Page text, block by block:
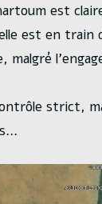
est
est en train
malgré
strict,